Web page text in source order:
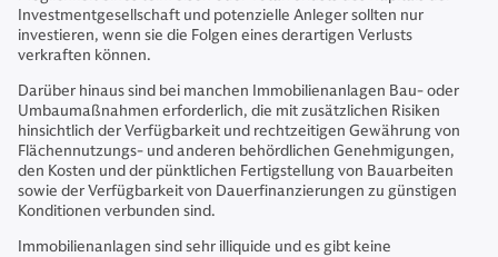
Investmentgesellschaft und potenzielle Anleger sollten nur
investieren, wenn sie die Folgen eines derartigen Verlusts
verkraften können.
Darüber hinaus sind bei manchen Immobilienanlagen Bau- oder
Umbaumaßnahmen erforderlich, die mit zusätzlichen Risiken
hinsichtlich der Verfügbarkeit und rechtzeitigen Gewährung von
Flächennutzungs- und anderen behördlichen Genehmigungen,
den Kosten und der pünktlichen Fertigstellung von Bauarbeiten
sowie der Verfügbarkeit von Dauerfinanzierungen zu günstigen
Konditionen verbunden sind.
Immobilienanlagen sind sehr illiquide und es gibt keine